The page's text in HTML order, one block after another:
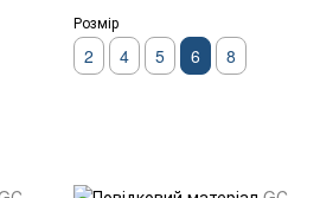
Розмір
2 4 5 6 8